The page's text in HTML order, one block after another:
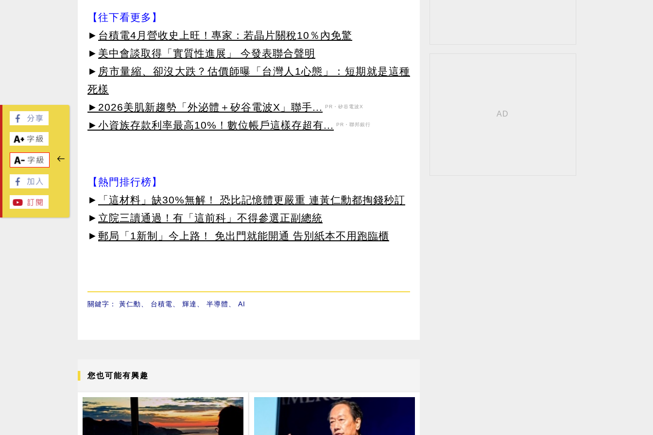
【往下看更多】
► 台積電4月營收史上旺！專家：若晶片關稅10％內免驚
► 美中會談取得「實質性進展」 今發表聯合聲明
► 房市量縮、卻沒大跌？估價師曝「台灣人1心態」：短期就是這種
死樣
►2026美肌新趨勢「外泌體＋矽谷電波X」聯手...
PR・矽谷電波X
►小資族存款利率最高10%！數位帳戶這樣存超有... PR・聯邦銀行
【熱門排行榜】
►
「這材料」缺30%無解！ 恐比記憶體更嚴重 連黃仁勳都掏錢秒訂
► 立院三讀通過！有「這前科」不得參選正副總統
► 郵局「1新制」今上路！ 免出門就能開通 告別紙本不用跑臨櫃
關鍵字： 黃仁勳、 台積電、 輝達、 半導體、 AI
您也可能有興趣